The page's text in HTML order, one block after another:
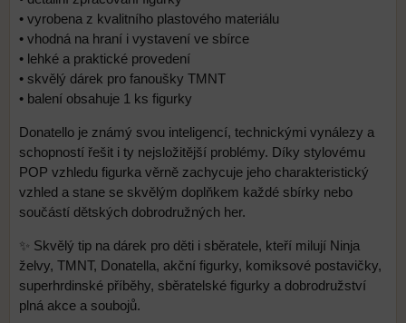
• vyrobena z kvalitního plastového materiálu
• vhodná na hraní i vystavení ve sbírce
• lehké a praktické provedení
• skvělý dárek pro fanoušky TMNT
• balení obsahuje 1 ks figurky
Donatello je známý svou inteligencí, technickými vynálezy a
schopností řešit i ty nejsložitější problémy. Díky stylovému
POP vzhledu figurka věrně zachycuje jeho charakteristický
vzhled a stane se skvělým doplňkem každé sbírky nebo
součástí dětských dobrodružných her.
✨ Skvělý tip na dárek pro děti i sběratele, kteří milují Ninja
želvy, TMNT, Donatella, akční figurky, komiksové postavičky,
superhrdinské příběhy, sběratelské figurky a dobrodružství
plná akce a soubojů.